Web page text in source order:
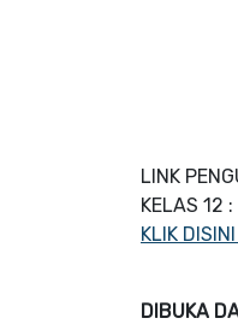
LINK
KELAS 12 :
KLIK
DIBUKA